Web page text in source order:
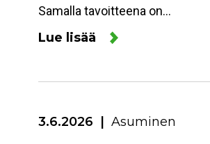
Samalla tavoitteena on…
Lue lisää
3.6.2026 Asuminen